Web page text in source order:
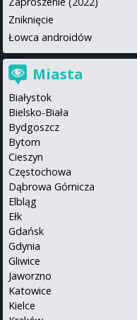
Zniknięcie
Łowca androidów
Miasta
Białystok
Bielsko-Biała
Bydgoszcz
Bytom
Cieszyn
Częstochowa
Dąbrowa Górnicza
Elbląg
Ełk
Gdańsk
Gdynia
Gliwice
Jaworzno
Katowice
Kielce